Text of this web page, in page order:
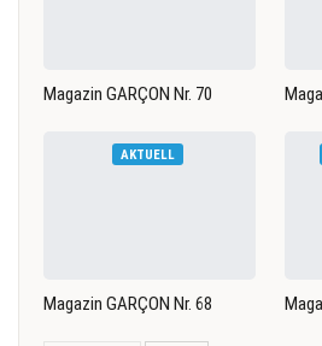
Magazin GARÇON Nr. 70
AKTUELL
Magazin GARÇON Nr. 68